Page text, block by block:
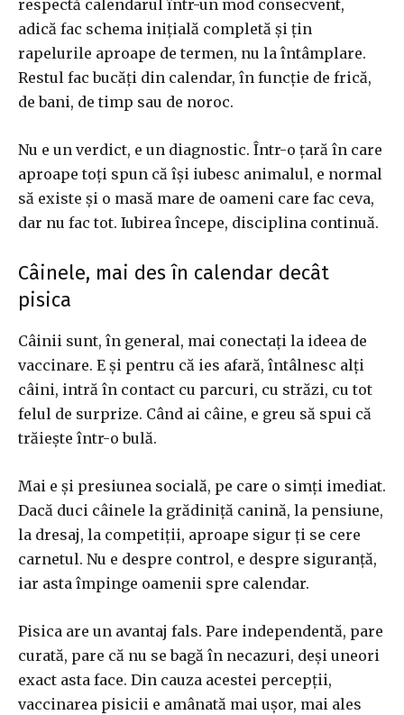
respectă calendarul într-un mod consecvent,
adică fac schema inițială completă și țin
rapelurile aproape de termen, nu la întâmplare.
Restul fac bucăți din calendar, în funcție de frică,
de bani, de timp sau de noroc.
Nu e un verdict, e un diagnostic. Într-o țară în care
aproape toți spun că își iubesc animalul, e normal
să existe și o masă mare de oameni care fac ceva,
dar nu fac tot. Iubirea începe, disciplina continuă.
Câinele, mai des în calendar decât
pisica
Câinii sunt, în general, mai conectați la ideea de
vaccinare. E și pentru că ies afară, întâlnesc alți
câini, intră în contact cu parcuri, cu străzi, cu tot
felul de surprize. Când ai câine, e greu să spui că
trăiește într-o bulă.
Mai e și presiunea socială, pe care o simți imediat.
Dacă duci câinele la grădiniță canină, la pensiune,
la dresaj, la competiții, aproape sigur ți se cere
carnetul. Nu e despre control, e despre siguranță,
iar asta împinge oamenii spre calendar.
Pisica are un avantaj fals. Pare independentă, pare
curată, pare că nu se bagă în necazuri, deși uneori
exact asta face. Din cauza acestei percepții,
vaccinarea pisicii e amânată mai ușor, mai ales